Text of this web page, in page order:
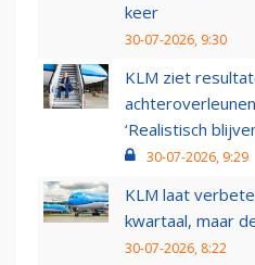
keer
30-07-2026, 9:30
KLM ziet
‘Realistisch
30-07-2026, 9:29
KLM laat
kwartaal, maar
30-07-2026, 8:22